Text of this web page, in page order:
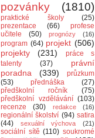
pozvánky
(1810)
praktické školy
(25)
prezentace
(66)
profese
učitele
(50) prognózy (16)
program (64) projekt (506)
projekty
(231)
práce s
talenty
(37)
právní
poradna
(339)
průzkum
(53)
přednáška
(27)
předškolní ročník
(75)
předškolní vzdělávání (103)
recenze
(30) redakce (16)
regionální školství (94) satira
(44)
sexuální výchova (21)
sociální sítě (110) soukromé